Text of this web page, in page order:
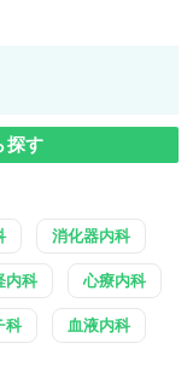
探す
消化器内科
内科 心療内科
科 血液内科